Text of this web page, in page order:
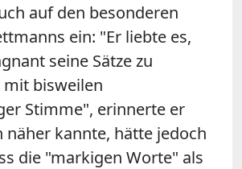
auf den besonderen
ein: "Er liebte es,
seine Sätze zu
bisweilen
Stimme", erinnerte er
näher kannte, hätte jedoch
die "markigen Worte" als